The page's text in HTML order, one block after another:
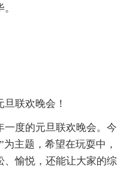
联欢晚会！
一度的元旦联欢晚会。今
主题，希望在玩耍中，
、愉悦，还能让大家的综